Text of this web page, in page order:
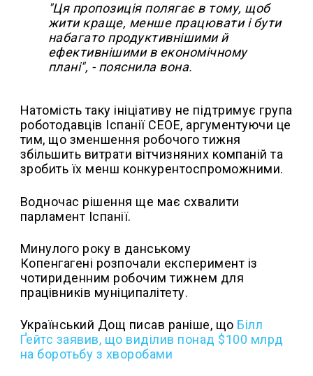
"Ця пропозиція полягає в тому, щоб
жити краще, менше працювати і бути
набагато продуктивнішими й
ефективнішими в економічному
плані", - пояснила вона.
Натомість таку ініціативу не підтримує група
роботодавців Іспанії CEOE, аргументуючи це
тим, що зменшення робочого тижня
збільшить витрати вітчизняних компаній та
зробить їх менш конкурентоспроможними.
Водночас рішення ще має схвалити
парламент Іспанії.
Минулого року в данському
Копенгагені розпочали експеримент із
чотириденним робочим тижнем для
працівників муніципалітету.
Український Дощ писав раніше, що Білл
Ґейтс заявив, що виділив понад $100 млрд
на боротьбу з хворобами